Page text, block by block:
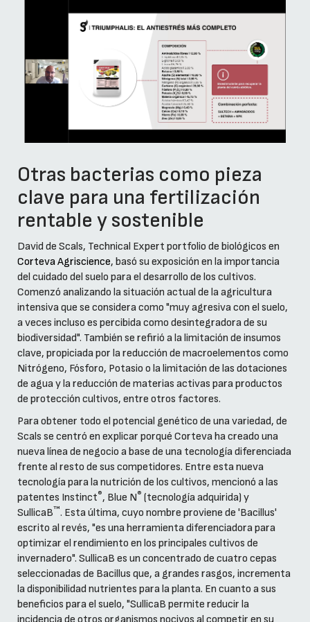
Otras bacterias como pieza
clave para una fertilización
rentable y sostenible
David de Scals, Technical Expert portfolio de biológicos en
Corteva Agriscience, basó su exposición en la importancia
del cuidado del suelo para el desarrollo de los cultivos.
Comenzó analizando la situación actual de la agricultura
intensiva que se considera como "muy agresiva con el suelo,
a veces incluso es percibida como desintegradora de su
biodiversidad". También se refirió a la limitación de insumos
clave, propiciada por la reducción de macroelementos como
Nitrógeno, Fósforo, Potasio o la limitación de las dotaciones
de agua y la reducción de materias activas para productos
de protección cultivos, entre otros factores.
Para obtener todo el potencial genético de una variedad, de
Scals se centró en explicar porqué Corteva ha creado una
nueva línea de negocio a base de una tecnología diferenciada
frente al resto de sus competidores. Entre esta nueva
tecnología para la nutrición de los cultivos, mencionó a las
patentes Instinct®, Blue N® (tecnología adquirida) y
SullicaB™. Esta última, cuyo nombre proviene de 'Bacillus'
escrito al revés, "es una herramienta diferenciadora para
optimizar el rendimiento en los principales cultivos de
invernadero". SullicaB es un concentrado de cuatro cepas
seleccionadas de Bacillus que, a grandes rasgos, incrementa
la disponibilidad nutrientes para la planta. En cuanto a sus
beneficios para el suelo, "SullicaB permite reducir la